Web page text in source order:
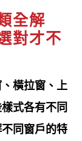
三年防水保
產品項目非
音窗、景觀
全解
對才不
橫拉窗、上
式各有不同
同窗戶的特